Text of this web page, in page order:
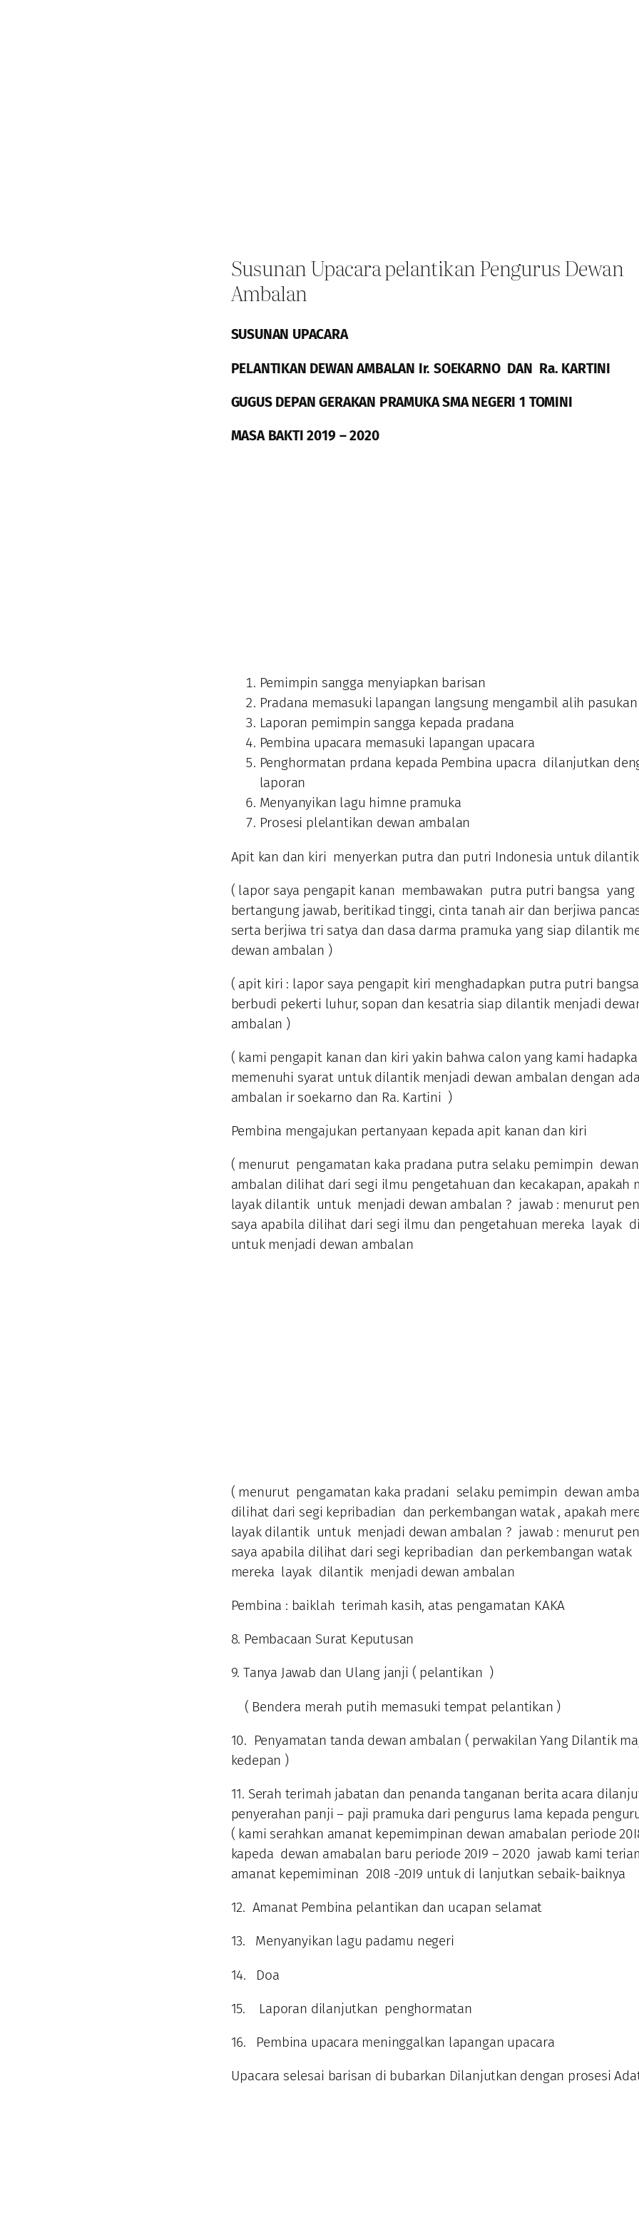
Susunan Upacara pelantikan Pengurus Dewan
Ambalan
SUSUNAN UPACARA
PELANTIKAN DEWAN AMBALAN Ir. SOEKARNO DAN Ra. KARTINI
GUGUS DEPAN GERAKAN PRAMUKA SMA NEGERI 1 TOMINI
MASA BAKTI 2019 – 2020
Pemimpin sangga menyiapkan barisan
Pradana memasuki lapangan langsung mengambil alih pasukan
Laporan pemimpin sangga kepada pradana
Pembina upacara memasuki lapangan upacara
Penghormatan prdana kepada Pembina upacra dilanjutkan
laporan
Menyanyikan lagu himne pramuka
Prosesi plelantikan dewan ambalan
Apit kan dan kiri menyerkan putra dan putri Indonesia untuk dilantik
( lapor saya pengapit kanan membawakan putra putri bangsa yang
bertangung jawab, beritikad tinggi, cinta tanah air dan berjiwa
serta berjiwa tri satya dan dasa darma pramuka yang siap dilantik
dewan ambalan )
( apit kiri : lapor saya pengapit kiri menghadapkan putra putri
berbudi pekerti luhur, sopan dan kesatria siap dilantik menjadi
ambalan )
( kami pengapit kanan dan kiri yakin bahwa calon yang kami
memenuhi syarat untuk dilantik menjadi dewan ambalan dengan
ambalan ir soekarno dan Ra. Kartini )
Pembina mengajukan pertanyaan kepada apit kanan dan kiri
( menurut pengamatan kaka pradana putra selaku pemimpin dewan
ambalan dilihat dari segi ilmu pengetahuan dan kecakapan, apakah
layak dilantik untuk menjadi dewan ambalan ? jawab : menurut
saya apabila dilihat dari segi ilmu dan pengetahuan mereka layak
untuk menjadi dewan ambalan
( menurut pengamatan kaka pradani selaku pemimpin dewan
dilihat dari segi kepribadian dan perkembangan watak , apakah
layak dilantik untuk menjadi dewan ambalan ? jawab : menurut
saya apabila dilihat dari segi kepribadian dan perkembangan watak
mereka layak dilantik menjadi dewan ambalan
Pembina : baiklah terimah kasih, atas pengamatan KAKA
8. Pembacaan Surat Keputusan
9. Tanya Jawab dan Ulang janji ( pelantikan )
( Bendera merah putih memasuki tempat pelantikan )
10. Penyamatan tanda dewan ambalan ( perwakilan Yang Dilantik
kedepan )
11. Serah terimah jabatan dan penanda tanganan berita acara
penyerahan panji – paji pramuka dari pengurus lama kepada
( kami serahkan amanat kepemimpinan dewan amabalan periode
kapeda dewan amabalan baru periode 20I9 – 2020 jawab kami
amanat kepemiminan 20I8 -20I9 untuk di lanjutkan sebaik-baiknya
12. Amanat Pembina pelantikan dan ucapan selamat
13. Menyanyikan lagu padamu negeri
14. Doa
15. Laporan dilanjutkan penghormatan
16. Pembina upacara meninggalkan lapangan upacara
Upacara selesai barisan di bubarkan Dilanjutkan dengan prosesi